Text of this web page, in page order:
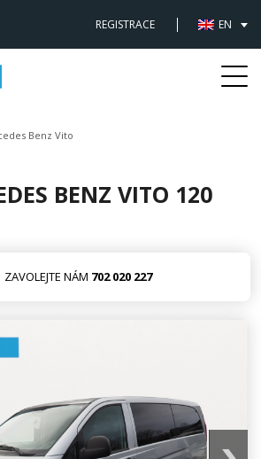
REGISTRACE EN
Benz Vito
BENZ VITO 120
ZAVOLEJTE NÁM 702 020 227